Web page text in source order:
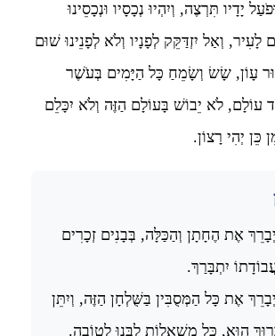
יָדָיו תִּרְצֶה, וְיִהְיוּ נְכָסָיו וּנְכָסֵינוּ
לָעִיר, וְאַל יִזְדַּקֵּק לְפָנָיו וְלֹא לְפָנֵינוּ שׁוּם
עָוֹן, שָׂשׂ וְשָׂמֵחַ כָּל הַיָּמִים בְּעֹשֶׁר
עוֹלָם, לֹא יֵבוֹשׁ בָּעוֹלָם הַזֶּה וְלֹא יִכָּלֵם
יְהִי רָצוֹן.
אֶת הֶחָתָן וְהַכַּלָּה, בְּבָנִים זְכָרִים
יִתְבָּרַךְ.
אֶת כָּל הַמְּסֻבִּין בַּשֻּׁלְחָן הַזֶּה, וְיִתֵּן
הוּא, כָּל מִשְׁאֲלוֹת לִבֵּנוּ לְטוֹבָה.